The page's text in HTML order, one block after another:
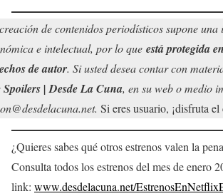
de contenidos periodísticos supone
e intelectual, por lo que está protegida
de autor. Si usted desea contar con
Spoilers | Desde La Cuna, en su web o medio
Si eres usuario, ¡disfruta
¿Quieres sabes qué otros estrenos valen la
Consulta todos los estrenos del mes de enero
link: www.desdelacuna.net/